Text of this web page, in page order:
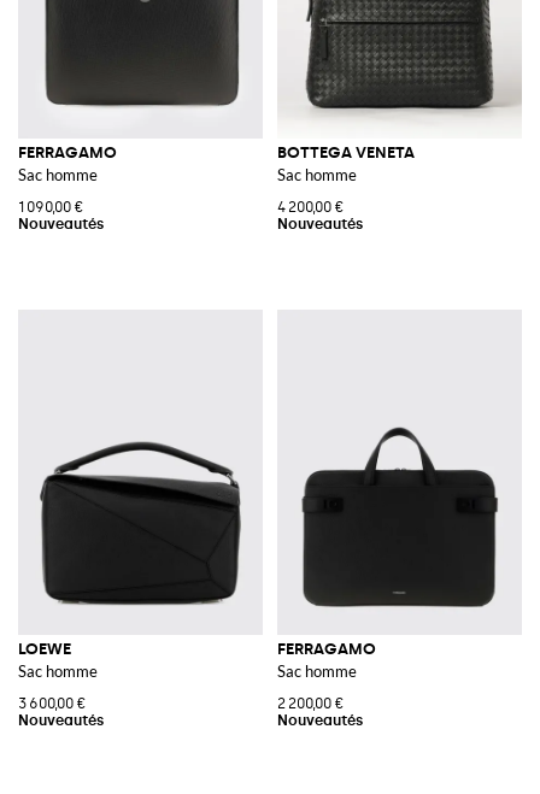
FERRAGAMO
Sac homme
1 090,00 €
BOTTEGA VENETA
Sac homme
4 200,00 €
LOEWE
Sac homme
3 600,00 €
FERRAGAMO
Sac homme
2 200,00 €